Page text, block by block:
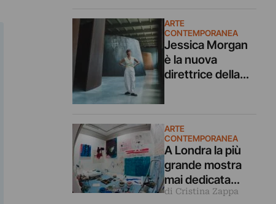
mato a Genova
ARTE
CONTEMPORANEA
Jessica Morgan
è la nuova
direttrice della
Era alla Dia Art
torna in UK
ARTE
CONTEMPORANEA
A Londra la più
grande mostra
mai dedicata
all’artista che
di Cristina Zappa